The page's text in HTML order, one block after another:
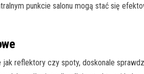
punkcie salonu mogą stać się
jak reflektory czy spoty, doskonale